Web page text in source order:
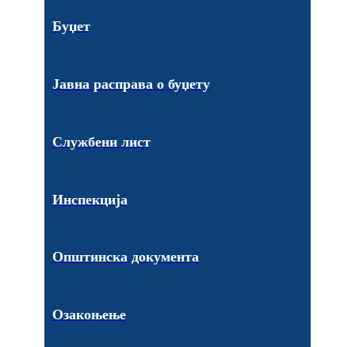
Буџет
Јавна расправа о буџету
Службени лист
Инспекција
Општинска документа
Озакоњење